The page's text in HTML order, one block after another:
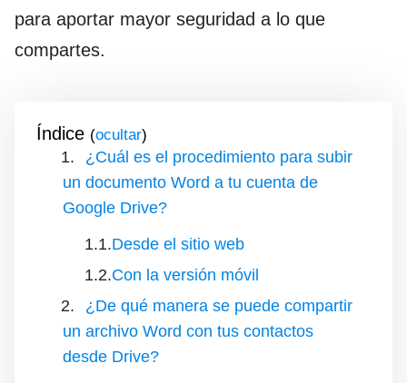
para aportar mayor seguridad a lo que
compartes.
Índice ( )
¿Cuál es el procedimiento para subir
un documento Word a tu cuenta de
Google Drive?
Desde el sitio web
Con la versión móvil
¿De qué manera se puede compartir
un archivo Word con tus contactos
desde Drive?